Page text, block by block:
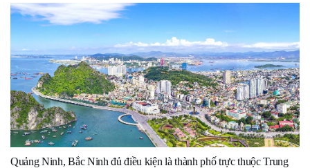
Quảng Ninh, Bắc Ninh đủ điều kiện là thành phố trực thuộc Trung